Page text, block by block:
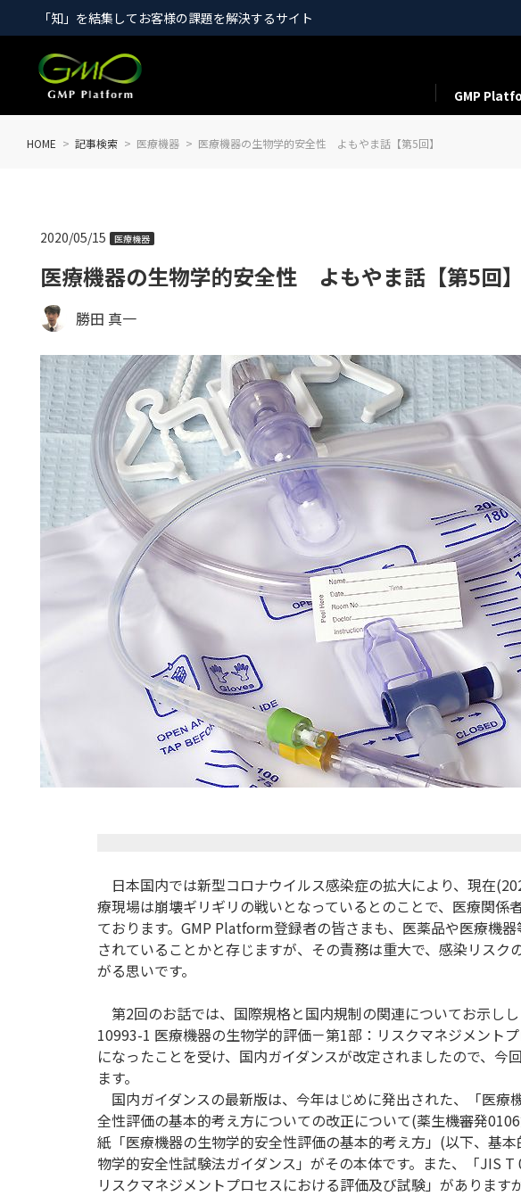
「知」を結集してお客様の課題を解決するサイト
GMP
HOME 記事検索 医療機器 医療機器の生物学的安全性 よもやま話【第5回】
医療機器の生物学的安全性 よもやま話【第5回】
2020/05/15 医療機器
勝田 真一
日本国内では新型コロナウイルス感染症の拡大により、現在
療現場は崩壊ギリギリの戦いとなっているとのことで、医療関係
ております。GMP Platform登録者の皆さまも、医薬品や医療機
されていることかと存じますが、その責務は重大で、感染リス
がる思いです。
第2回のお話では、国際規格と国内規制の関連についてお示し
10993-1 医療機器の生物学的評価－第1部：リスクマネジメント
になったことを受け、国内ガイダンスが改定されましたので、今
ます。
国内ガイダンスの最新版は、今年はじめに発出された、「医療
全性評価の基本的考え方についての改正について(薬生機審発
紙「医療機器の生物学的安全性評価の基本的考え方」(以下、基
物学的安全性試験法ガイダンス」がその本体です。また、「JIS
リスクマネジメントプロセスにおける評価及び試験」があります